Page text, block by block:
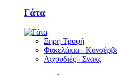
Γάτα
Ξηρή Τροφή
Φακελάκια -
Λιχουδιές - Σνακς